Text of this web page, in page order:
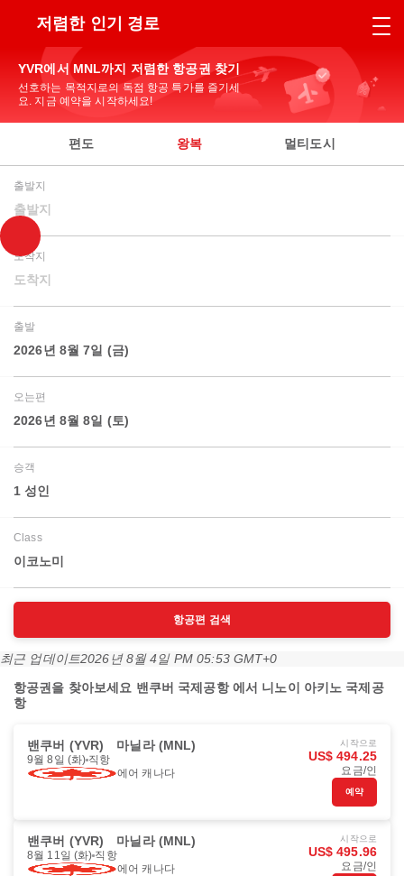
저렴한 인기 경로
YVR에서 MNL까지 저렴한 항공권 찾기
선호하는 목적지로의 독점 항공 특가를 즐기세
요. 지금 예약을 시작하세요!
편도 왕복 멀티도시
출발지
출발지
도착지
도착지
출발
2026년 8월 7일 (금)
오는편
2026년 8월 8일 (토)
승객
1 성인
Class
이코노미
항공편 검색
최근 업데이트2026년 8월 4일 PM 05:53 GMT+0
항공권을 찾아보세요 밴쿠버 국제공항 에서 니노이 아키노 국제공
항
밴쿠버 (YVR) 마닐라 (MNL)
9월 8일 (화) 직항
에어 캐나다
시작으로
US$ 494.25
요금/인
예약
밴쿠버 (YVR) 마닐라 (MNL)
8월 11일 (화) 직항
에어 캐나다
시작으로
US$ 495.96
요금/인